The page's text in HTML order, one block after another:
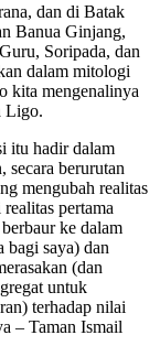
dan di Batak
Banua Ginjang,
Soripada, dan
dalam mitologi
kita mengenalinya
Ligo.
itu hadir dalam
secara berurutan
mengubah realitas
pertama
ke dalam
bagi saya) dan
(dan
untuk
terhadap nilai
– Taman Ismail